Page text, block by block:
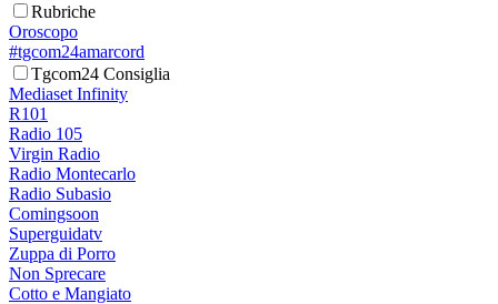
Rubriche
Oroscopo
#tgcom24amarcord
Tgcom24 Consiglia
Mediaset Infinity
R101
Radio 105
Virgin Radio
Radio Montecarlo
Radio Subasio
Comingsoon
Superguidatv
Zuppa di Porro
Non Sprecare
Cotto e Mangiato